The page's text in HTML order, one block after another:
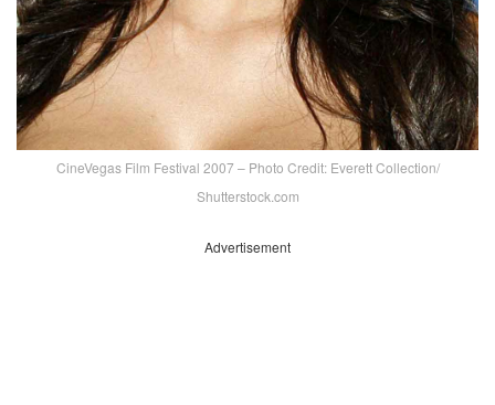
CineVegas Film Festival 2007 – Photo Credit: Everett Collection/
Shutterstock.com
Advertisement